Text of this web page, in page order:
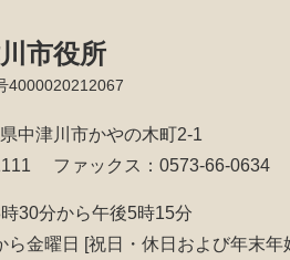
市役所
4000020212067
中津川市かやの木町2-1
ファックス：0573-66-0634
30分から午後5時15分
ら金曜日 [祝日・休日および年末年